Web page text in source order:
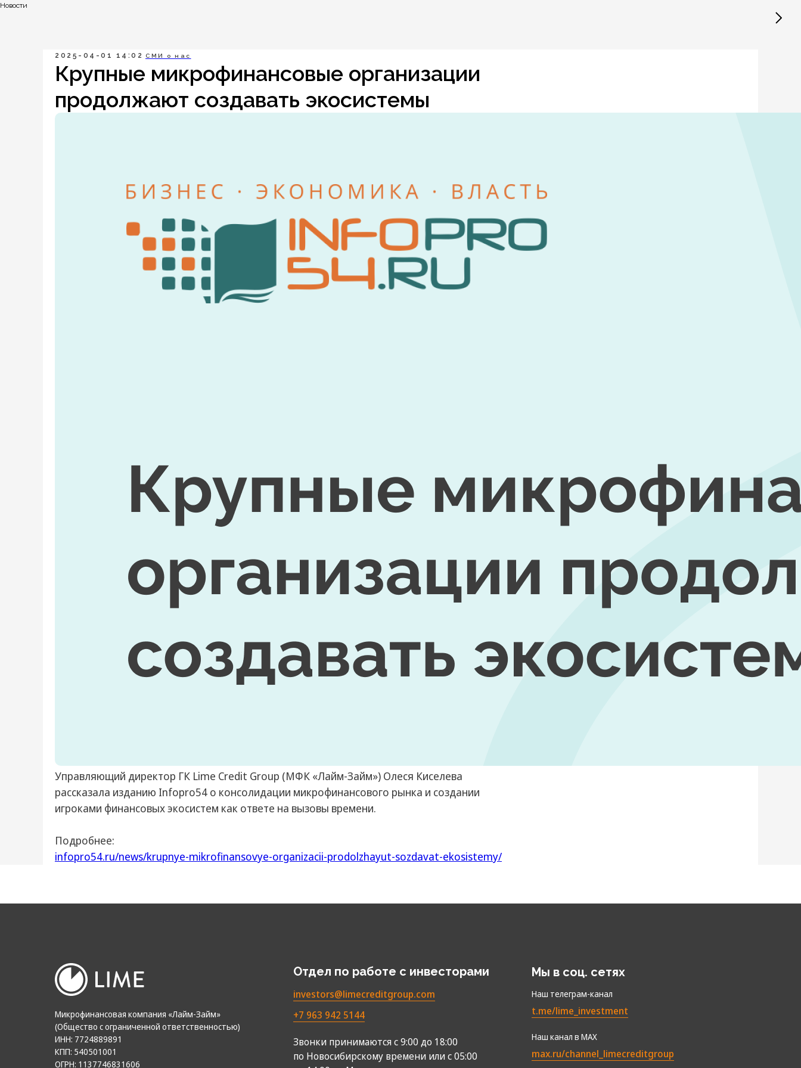
Новости
2025-04-01 14:02 СМИ о нас
Крупные микрофинансовые организации
продолжают создавать экосистемы
Управляющий директор ГК Lime Credit Group (МФК «Лайм-Займ») Олеся Киселева
рассказала изданию Infopro54 о консолидации микрофинансового рынка и создании
игроками финансовых экосистем как ответе на вызовы времени.
Подробнее:
infopro54.ru/news/krupnye-mikrofinansovye-organizacii-prodolzhayut-sozdavat-ekosistemy/
Отдел по работе с инвесторами
Звонки принимаются с 9:00 до 18:00
по Новосибирскому времени или с 05:00
Мы в соц. сетях
+7 963 942 5144
investors@limecreditgroup.com
max.ru/channel_limecreditgroup
Наш канал в МАХ
t.me/lime_investment
Наш телеграм-канал
Микрофинансовая компания «Лайм-Займ»
(Общество с ограниченной ответственностью)
ИНН: 7724889891
КПП: 540501001
ОГРН: 1137746831606